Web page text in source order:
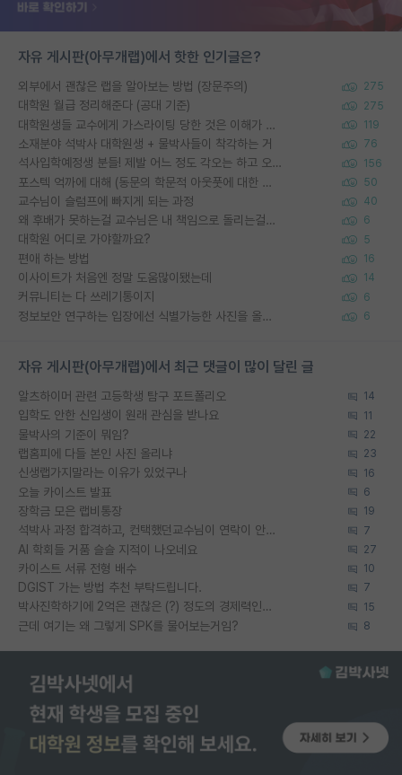
자유 게시판(아무개랩)에서 핫한 인기글은?
외부에서 괜찮은 랩을 알아보는 방법 (장문주의) 275
대학원 월급 정리해준다 (공대 기준) 275
대학원생들 교수에게 가스라이팅 당한 것은 이해가 갑니다. 안타깝네요. 119
소재분야 석박사 대학원생 + 물박사들이 착각하는 거 76
석사입학예정생 분들! 제발 어느 정도 각오는 하고 오세요. 156
포스텍 억까에 대해 (동문의 학문적 아웃풋에 대한 반박) 50
교수님이 슬럼프에 빠지게 되는 과정 40
왜 후배가 못하는걸 교수님은 내 책임으로 돌리는걸까요? 6
대학원 어디로 가야할까요? 5
편애 하는 방법 16
이사이트가 처음엔 정말 도움많이됐는데 14
커뮤니티는 다 쓰레기통이지 6
정보보안 연구하는 입장에선 식별가능한 사진을 올리는건 비추이긴함 6
자유 게시판(아무개랩)에서 최근 댓글이 많이 달린 글
알츠하이머 관련 고등학생 탐구 포트폴리오 14
입학도 안한 신입생이 원래 관심을 받나요 11
물박사의 기준이 뭐임? 22
랩홈피에 다들 본인 사진 올리냐 23
신생랩가지말라는 이유가 있었구나 16
오늘 카이스트 발표 6
장학금 모은 랩비통장 19
석박사 과정 합격하고, 컨택했던교수님이 연락이 안됩니다... 7
AI 학회들 거품 슬슬 지적이 나오네요 27
카이스트 서류 전형 배수 10
DGIST 가는 방법 추천 부탁드립니다. 7
박사진학하기에 2억은 괜찮은 (?) 정도의 경제력인가요 15
근데 여기는 왜 그렇게 SPK를 물어보는거임? 8